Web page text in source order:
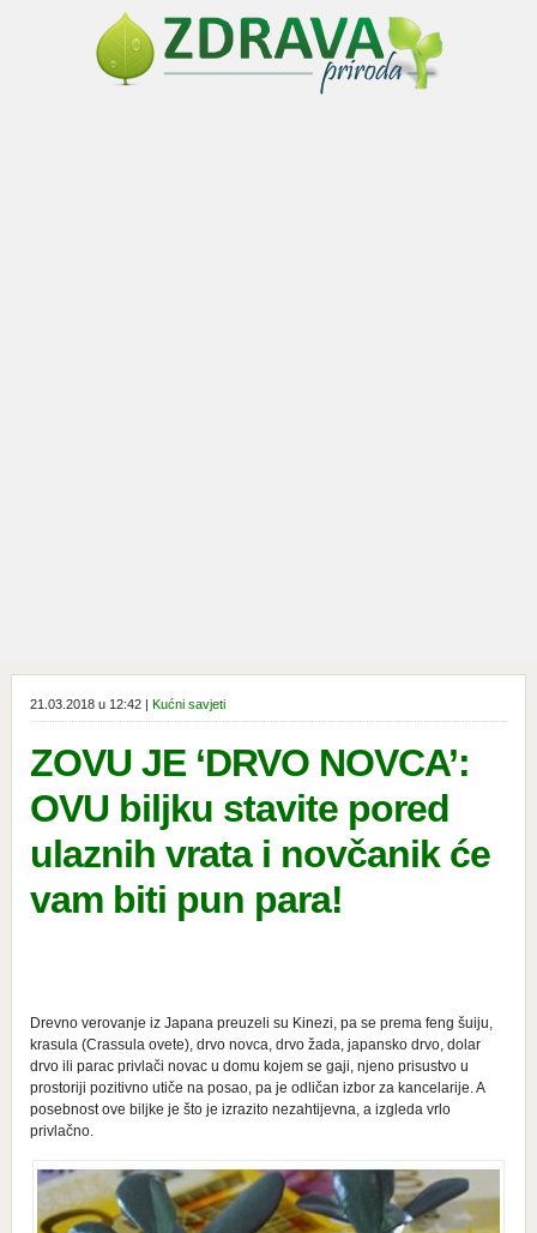
21.03.2018 u 12:42 | Kućni savjeti
ZOVU JE ‘DRVO NOVCA’:
OVU biljku stavite pored
ulaznih vrata i novčanik će
vam biti pun para!
Drevno verovanje iz Japana preuzeli su Kinezi, pa se prema feng šuiju,
krasula (Crassula ovete), drvo novca, drvo žada, japansko drvo, dolar
drvo ili parac privlači novac u domu kojem se gaji, njeno prisustvo u
prostoriji pozitivno utiče na posao, pa je odličan izbor za kancelarije. A
posebnost ove biljke je što je izrazito nezahtijevna, a izgleda vrlo
privlačno.